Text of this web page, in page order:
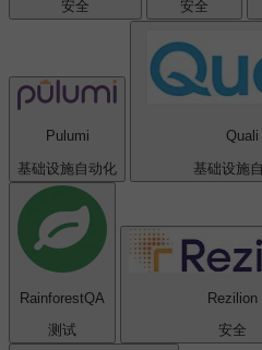
安全 安全
Pulumi
基础设施自动化
Quali
基础设施
Rainforest​QA
测试
Rezilion
安全